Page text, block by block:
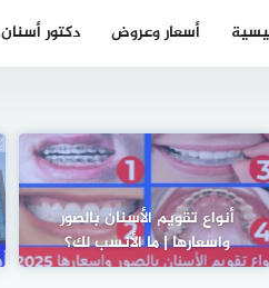
أسعار وعروض دكتور أسنان
أنواع تقويم الأسنان بالصور
واسعارها | ما الأنسب لك؟